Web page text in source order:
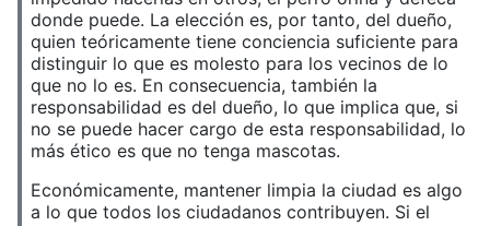
donde puede. La elección es, por tanto, del dueño,
quien teóricamente tiene conciencia suficiente para
distinguir lo que es molesto para los vecinos de lo
que no lo es. En consecuencia, también la
responsabilidad es del dueño, lo que implica que, si
no se puede hacer cargo de esta responsabilidad, lo
más ético es que no tenga mascotas.
Económicamente, mantener limpia la ciudad es algo
a lo que todos los ciudadanos contribuyen. Si el